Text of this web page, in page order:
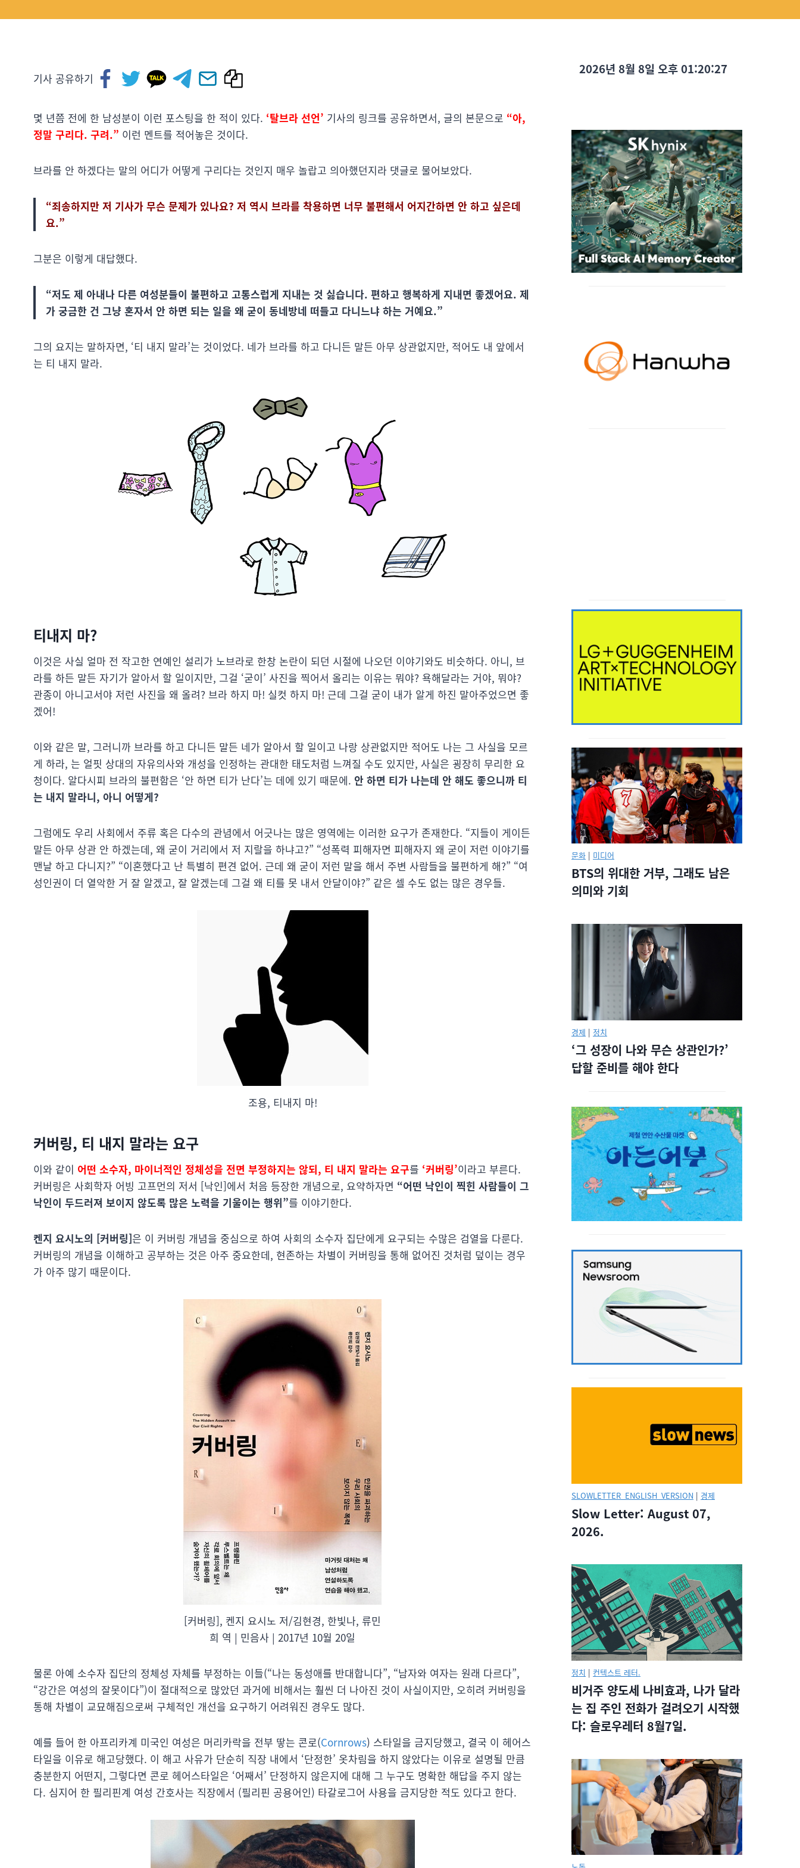
기사 공유하기
몇 년쯤 전에 한 남성분이 이런 포스팅을 한 적이 있다. ‘탈브라 선언’ 기사의 링크를 공유하면서, 글의 본문으로 “아,
정말 구리다. 구려.” 이런 멘트를 적어놓은 것이다.
브라를 안 하겠다는 말의 어디가 어떻게 구리다는 것인지 매우 놀랍고 의아했던지라 댓글로 물어보았다.
“죄송하지만 저 기사가 무슨 문제가 있나요? 저 역시 브라를 착용하면 너무 불편해서 어지간하면 안 하고 싶은데
요.”
그분은 이렇게 대답했다.
“저도 제 아내나 다른 여성분들이 불편하고 고통스럽게 지내는 것 싫습니다. 편하고 행복하게 지내면 좋겠어요. 제
가 궁금한 건 그냥 혼자서 안 하면 되는 일을 왜 굳이 동네방네 떠들고 다니느냐 하는 거예요.”
그의 요지는 말하자면, ‘티 내지 말라’는 것이었다. 네가 브라를 하고 다니든 말든 아무 상관없지만, 적어도 내 앞에서
는 티 내지 말라.
티내지 마?
이것은 사실 얼마 전 작고한 연예인 설리가 노브라로 한창 논란이 되던 시절에 나오던 이야기와도 비슷하다. 아니, 브
라를 하든 말든 자기가 알아서 할 일이지만, 그걸 ‘굳이’ 사진을 찍어서 올리는 이유는 뭐야? 욕해달라는 거야, 뭐야?
관종이 아니고서야 저런 사진을 왜 올려? 브라 하지 마! 실컷 하지 마! 근데 그걸 굳이 내가 알게 하진 말아주었으면 좋
겠어!
이와 같은 말, 그러니까 브라를 하고 다니든 말든 네가 알아서 할 일이고 나랑 상관없지만 적어도 나는 그 사실을 모르
게 하라, 는 얼핏 상대의 자유의사와 개성을 인정하는 관대한 태도처럼 느껴질 수도 있지만, 사실은 굉장히 무리한 요
청이다. 알다시피 브라의 불편함은 ‘안 하면 티가 난다’는 데에 있기 때문에. 안 하면 티가 나는데 안 해도 좋으니까 티
는 내지 말라니, 아니 어떻게?
그럼에도 우리 사회에서 주류 혹은 다수의 관념에서 어긋나는 많은 영역에는 이러한 요구가 존재한다. “지들이 게이든
말든 아무 상관 안 하겠는데, 왜 굳이 거리에서 저 지랄을 하냐고?” “성폭력 피해자면 피해자지 왜 굳이 저런 이야기를
맨날 하고 다니지?” “이혼했다고 난 특별히 편견 없어. 근데 왜 굳이 저런 말을 해서 주변 사람들을 불편하게 해?” “여
성인권이 더 열악한 거 잘 알겠고, 잘 알겠는데 그걸 왜 티를 못 내서 안달이야?” 같은 셀 수도 없는 많은 경우들.
조용, 티내지 마!
커버링, 티 내지 말라는 요구
이와 같이 어떤 소수자, 마이너적인 정체성을 전면 부정하지는 않되, 티 내지 말라는 요구를 ‘커버링’이라고 부른다.
커버링은 사회학자 어빙 고프먼의 저서 [낙인]에서 처음 등장한 개념으로, 요약하자면 “어떤 낙인이 찍힌 사람들이 그
낙인이 두드러져 보이지 않도록 많은 노력을 기울이는 행위”를 이야기한다.
켄지 요시노의 [커버링]은 이 커버링 개념을 중심으로 하여 사회의 소수자 집단에게 요구되는 수많은 검열을 다룬다.
커버링의 개념을 이해하고 공부하는 것은 아주 중요한데, 현존하는 차별이 커버링을 통해 없어진 것처럼 덮이는 경우
가 아주 많기 때문이다.
[커버링], 켄지 요시노 저/김현경, 한빛나, 류민
희 역 | 민음사 | 2017년 10월 20일
물론 아예 소수자 집단의 정체성 자체를 부정하는 이들(“나는 동성애를 반대합니다”, “남자와 여자는 원래 다르다”,
“강간은 여성의 잘못이다”)이 절대적으로 많았던 과거에 비해서는 훨씬 더 나아진 것이 사실이지만, 오히려 커버링을
통해 차별이 교묘해짐으로써 구체적인 개선을 요구하기 어려워진 경우도 많다.
예를 들어 한 아프리카계 미국인 여성은 머리카락을 전부 땋는 콘로(Cornrows) 스타일을 금지당했고, 결국 이 헤어스
타일을 이유로 해고당했다. 이 해고 사유가 단순히 직장 내에서 ‘단정한’ 옷차림을 하지 않았다는 이유로 설명될 만큼
충분한지 어떤지, 그렇다면 콘로 헤어스타일은 ‘어째서’ 단정하지 않은지에 대해 그 누구도 명확한 해답을 주지 않는
다. 심지어 한 필리핀계 여성 간호사는 직장에서 (필리핀 공용어인) 타갈로그어 사용을 금지당한 적도 있다고 한다.
2026년 8월 8일 오후 01:20:28
문화 | 미디어
BTS의 위대한 거부, 그래도 남은
의미와 기회
경제 | 정치
‘그 성장이 나와 무슨 상관인가?’
답할 준비를 해야 한다
SLOWLETTER_ENGLISH_VERSION | 경제
Slow Letter: August 07,
2026.
정치 | 컨텍스트 레터.
비거주 양도세 나비효과, 나가 달라
는 집 주인 전화가 걸려오기 시작했
다: 슬로우레터 8월7일.